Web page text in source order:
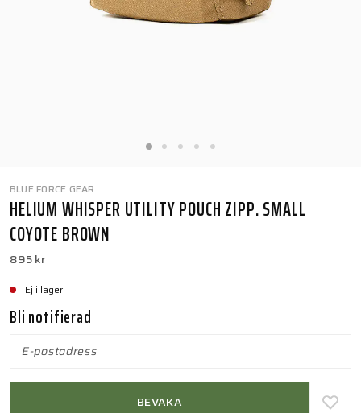
BLUE FORCE GEAR
HELIUM WHISPER UTILITY POUCH ZIPP. SMALL
COYOTE BROWN
895 kr
Ej i lager
Bli notifierad
BEVAKA